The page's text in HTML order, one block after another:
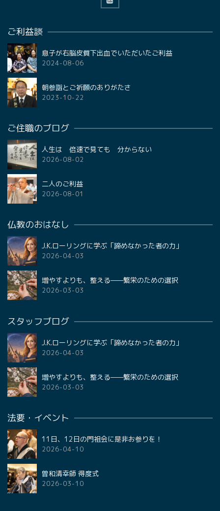
ご利益談
息子が右脳皮質下出血でいただいたご利益
2024-08-06
朝参詣とご祈願のありがたさ
2023-10-22
ご住職のブログ
人生は 倍速で見ても 分からない
2026-08-02
二人のご利益
2026-08-01
仏教のおはなし
J.K.ローリングに学ぶ「諦めなかった者の力」
2026-04-03
増やすよりも、整える——繁栄のための選択
2026-03-03
スタッフブログ
J.K.ローリングに学ぶ「諦めなかった者の力」
2026-04-03
増やすよりも、整える——繁栄のための選択
2026-03-03
法要・イベント
11日、12日の門祖会に是非お参りを！
2026-04-10
曽和清幸師 得度式
2026-03-10